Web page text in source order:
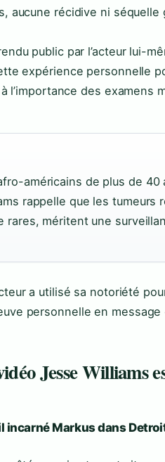
aucune récidive ni séquelle
public par l’acteur lui-
expérience personnelle
l’importance des examens
américains de plus de 40
rappelle que les tumeurs
rares, méritent une
a utilisé sa notoriété
personnelle en message
Jesse Williams
Markus dans